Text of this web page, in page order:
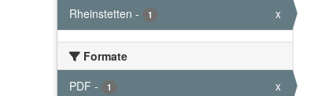
Rheinstetten - 1 x
Formate
PDF - 1 x